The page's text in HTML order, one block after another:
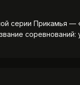
серии Прикамья —